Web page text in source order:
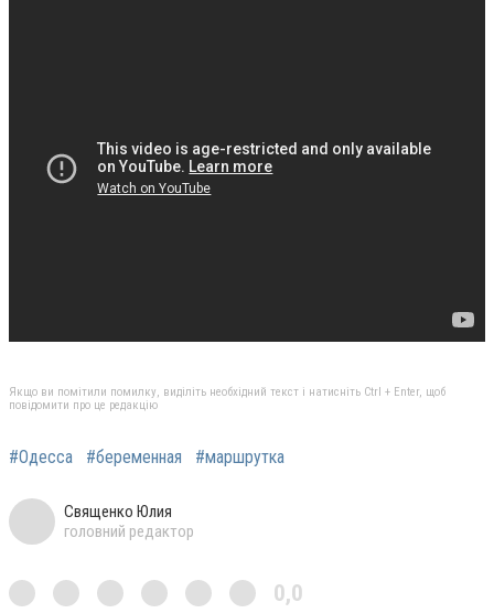
Якщо ви помітили помилку, виділіть необхідний текст і натисніть Ctrl + Enter, щоб
повідомити про це редакцію
#Одесса #беременная #маршрутка
Священко Юлия
головний редактор
0,0